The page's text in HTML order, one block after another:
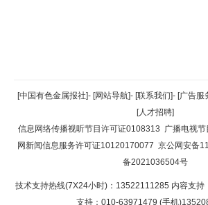
返回顶部
返回首页
[中国有色金属报社]- [网站导航]- [联系我们]- [广告服
[人才招聘]
信息网络传播视听节目许可证0108313 广播电视
网新闻信息服务许可证10120170077 京公网安备
备2021036504号
技术支持热线(7X24小时)：13522111285 内容支
支持：010-63971479 (手机